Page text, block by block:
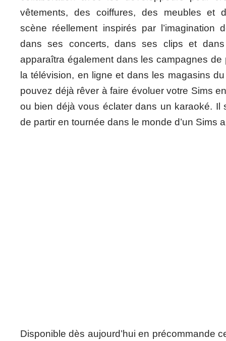
vêtements, des coiffures, des meubles et
scène réellement inspirés par l’imagination
dans ses concerts, dans ses clips et
apparaîtra également dans les campagnes de
la télévision, en ligne et dans les magasins
pouvez déjà rêver à faire évoluer votre Sims
ou bien déjà vous éclater dans un karaoké. Il
de partir en tournée dans le monde d’un Sims
Disponible dès aujourd’hui en précommande